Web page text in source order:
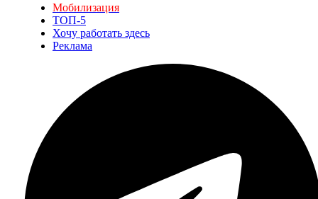
Мобилизация
ТОП-5
Хочу работать здесь
Реклама